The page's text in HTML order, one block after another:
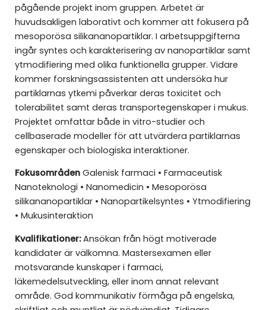
pågående projekt inom gruppen. Arbetet är
huvudsakligen laborativt och kommer att fokusera på
mesoporösa silikananopartiklar. I arbetsuppgifterna
ingår syntes och karakterisering av nanopartiklar samt
ytmodifiering med olika funktionella grupper. Vidare
kommer forskningsassistenten att undersöka hur
partiklarnas ytkemi påverkar deras toxicitet och
tolerabilitet samt deras transportegenskaper i mukus.
Projektet omfattar både in vitro-studier och
cellbaserade modeller för att utvärdera partiklarnas
egenskaper och biologiska interaktioner.
Fokusområden Galenisk farmaci • Farmaceutisk
Nanoteknologi • Nanomedicin • Mesoporösa
silikananopartiklar • Nanopartikelsyntes • Ytmodifiering
• Mukusinteraktion
Kvalifikationer:Ansökan från högt motiverade
kandidater är välkomna. Mastersexamen eller
motsvarande kunskaper i farmaci,
läkemedelsutveckling, eller inom annat relevant
område. God kommunikativ förmåga på engelska,